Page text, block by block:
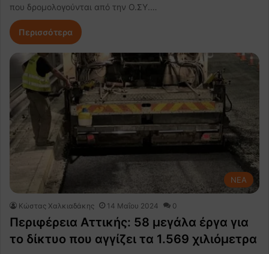
που δρομολογούνται από την Ο.ΣΥ.…
Περισσότερα
NEA
Κώστας Χαλκιαδάκης 14 Μαΐου 2024 0
Περιφέρεια Αττικής: 58 μεγάλα έργα για
το δίκτυο που αγγίζει τα 1.569 χιλιόμετρα